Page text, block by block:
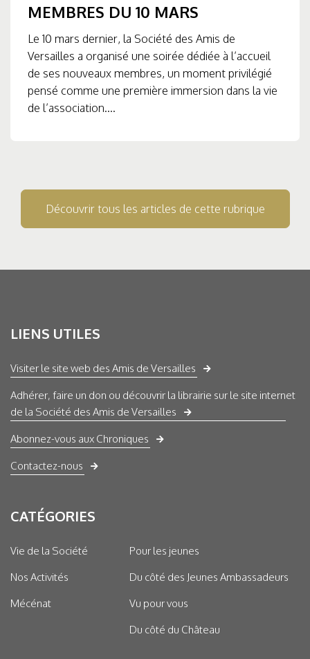
MEMBRES DU 10 MARS
Le 10 mars dernier, la Société des Amis de
Versailles a organisé une soirée dédiée à l’accueil
de ses nouveaux membres, un moment privilégié
pensé comme une première immersion dans la vie
de l’association....
Découvrir tous les articles de cette rubrique
LIENS UTILES
Visiter le site web des Amis de Versailles
Adhérer, faire un don ou découvrir la librairie sur le site internet
de la Société des Amis de Versailles
Abonnez-vous aux Chroniques
Contactez-nous
CATÉGORIES
Vie de la Société
Nos Activités
Mécénat
Pour les jeunes
Du côté des Jeunes Ambassadeurs
Vu pour vous
Du côté du Château